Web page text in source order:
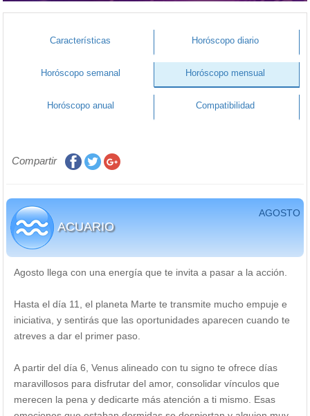
Características Horóscopo diario
Horóscopo semanal Horóscopo mensual
Horóscopo anual Compatibilidad
Compartir
ACUARIO
AGOSTO
Agosto llega con una energía que te invita a pasar a la acción.
Hasta el día 11, el planeta Marte te transmite mucho empuje e
iniciativa, y sentirás que las oportunidades aparecen cuando te
atreves a dar el primer paso.
A partir del día 6, Venus alineado con tu signo te ofrece días
maravillosos para disfrutar del amor, consolidar vínculos que
merecen la pena y dedicarte más atención a ti mismo. Esas